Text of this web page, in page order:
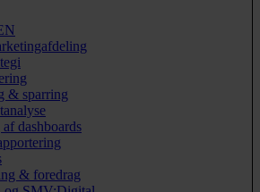
& sparring
dashboards
& foredrag